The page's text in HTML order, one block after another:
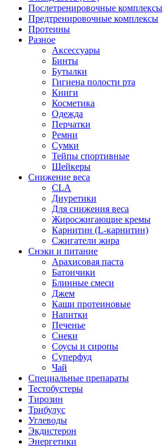
Послетренировочные комплексы
Предтренировочные комплексы
Протеины
Разное
Аксессуары
Бинты
Бутылки
Гигиена полости рта
Книги
Косметика
Одежда
Перчатки
Ремни
Сумки
Тейпы спортивные
Шейкеры
Снижение веса
CLA
Диуретики
Для снижения веса
Жиросжигающие кремы
Карнитин (L-карнитин)
Сжигатели жира
Снэки и питание
Арахисовая паста
Батончики
Блинные смеси
Джем
Каши протеиновые
Напитки
Печенье
Снеки
Соусы и сиропы
Суперфуд
Чай
Специальные препараты
Тестобустеры
Тирозин
Трибулус
Углеводы
Экдистерон
Энергетики